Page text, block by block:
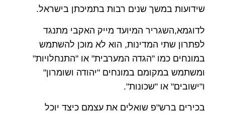
שידועות במשך שנים רבות בתמיכתן בישראל.
לדוגמא,השגריר המיועד מייק האקבי מתנגד
לפתרון שתי המדינות, הוא לא מוכן להשתמש
במונחים כמו "הגדה המערבית" או "התנחלויות"
ומשתמש במקומם במונחים "יהודה ושומרון"
ו"ישובים" או "שכונות".
בכירים ברש"פ שואלים את עצמם כיצד יוכל